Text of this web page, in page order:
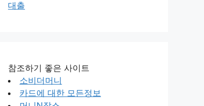
대출
참조하기 좋은 사이트
소비더머니
카드에 대한 모든정보